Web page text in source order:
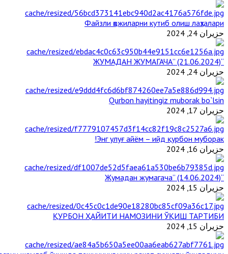
Файзли ҳожиларни кутиб олиш лаҳзалари
حزيران 24, 2024
“ЖУМАДАН ЖУМАГАЧА” (21.06.2024)
حزيران 24, 2024
Qurbon hayitingiz muborak bo`lsin
حزيران 17, 2024
Энг улуғ айём – ийд қурбон муборак!
حزيران 16, 2024
“Жумадан жумагача” (14.06.2024)
حزيران 15, 2024
ҚУРБОН ҲАЙИТИ НАМОЗИНИ ЎҚИШ ТАРТИБИ
حزيران 15, 2024